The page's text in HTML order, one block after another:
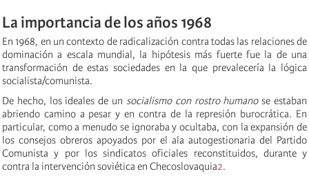
La importancia de los años 1968
En 1968, en un contexto de radicalización contra todas las relaciones de
dominación a escala mundial, la hipótesis más fuerte fue la de una
transformación de estas sociedades en la que prevalecería la lógica
socialista/comunista.
De hecho, los ideales de un socialismo con rostro humanose estaban
abriendo camino a pesar y en contra de la represión burocrática. En
particular, como a menudo se ignoraba y ocultaba, con la expansión de
los consejos obreros apoyados por el ala autogestionaria del Partido
Comunista y por los sindicatos oficiales reconstituidos, durante y
contra la intervención soviética en Checoslovaquia2.